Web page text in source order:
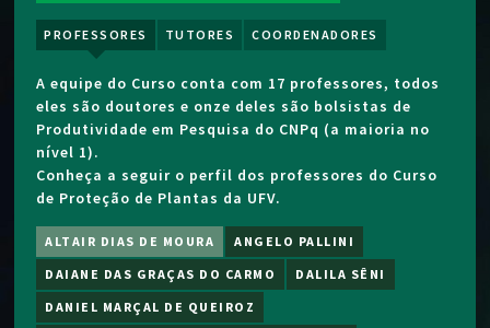
PROFESSORES TUTORES COORDENADORES
A equipe do Curso conta com 17 professores, todos
eles são doutores e onze deles são bolsistas de
Produtividade em Pesquisa do CNPq (a maioria no
nível 1).
Conheça a seguir o perfil dos professores do Curso
de Proteção de Plantas da UFV.
ALTAIR DIAS DE MOURA
ANGELO PALLINI
DAIANE DAS GRAÇAS DO CARMO
DALILA SÊNI
DANIEL MARÇAL DE QUEIROZ